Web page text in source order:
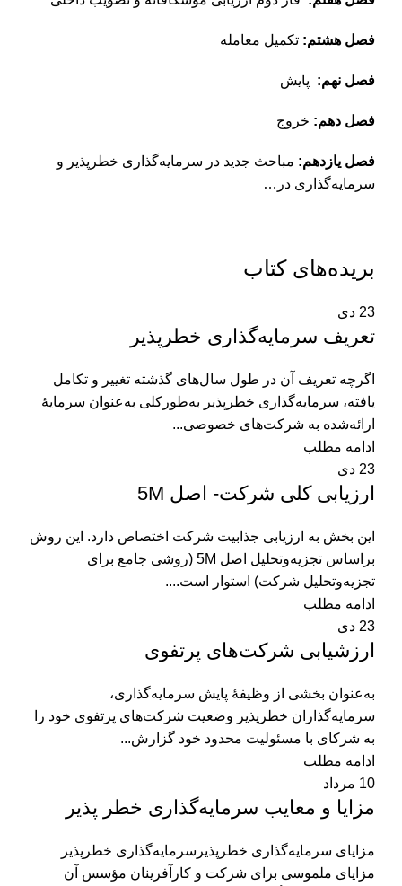
فصل هشتم: تکمیل معامله
فصل نهم: پایش
فصل دهم: خروج
فصل یازدهم: مباحث جدید در سرمایه‌گذاری خطرپذیر و
سرمایه‌گذاری در…
بریده‌های کتاب
23 دی
تعریف سرمایه‌گذاری خطرپذیر
اگرچه تعریف آن در طول سال‌های گذشته تغییر و تکامل
‌یافته، سرمایه‌گذاری خطرپذیر به‌طورکلی به‌عنوان سرمایۀ
ارائه‌شده به شرکت‌های خصوصی...
ادامه مطلب
23 دی
ارزیابی کلی شرکت- اصل 5M
این بخش به ارزیابی جذابیت شرکت اختصاص دارد. این روش
براساس تجزیه‌وتحلیل اصل 5M (روشی جامع برای
تجزیه‌وتحلیل شرکت) استوار است....
ادامه مطلب
23 دی
ارزشیابی شرکت‌های پرتفوی
به‌عنوان بخشی از وظیفۀ پایش سرمایه‌گذاری،
سرمایه‌گذاران خطرپذیر وضعیت شرکت‌های پرتفوی خود را
به شرکای با مسئولیت محدود خود گزارش...
ادامه مطلب
10 مرداد
مزایا و معایب سرمایه‌گذاری خطر پذیر
مزایای سرمایه‌گذاری خطرپذیرسرمایه‌گذاری خطرپذیر
مزایای ملموسی برای شرکت و کارآفرینان مؤسس آن